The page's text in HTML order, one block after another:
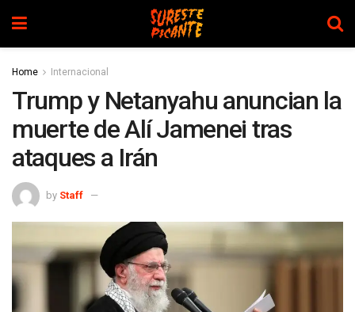
Home Internacional
Trump y Netanyahu anuncian la
muerte de Alí Jamenei tras
ataques a Irán
by Staff